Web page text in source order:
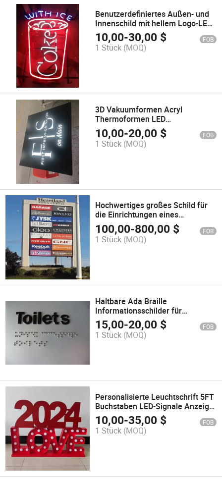
Benutzerdefiniertes Außen- und
Innenschild mit hellem Logo-LED-
Neonschild
10,00-30,00 $ FOB
1 Stück (MOQ)
3D Vakuumformen Acryl
Thermoformen LED
Beleuchtungsbox Schild
10,00-20,00 $ FOB
1 Stück (MOQ)
Hochwertiges großes Schild für
die Einrichtungen eines
Einkaufszentrums
100,00-800,00 $ FOB
1 Stück (MOQ)
Haltbare Ada Braille
Informationsschilder für
Plakatwände
15,00-20,00 $ FOB
1 Stück (MOQ)
Personalisierte Leuchtschrift 5FT
Buchstaben LED-Signale Anzeige
Acryl für Werbung Party
10,00-35,00 $ FOB
1 Stück (MOQ)